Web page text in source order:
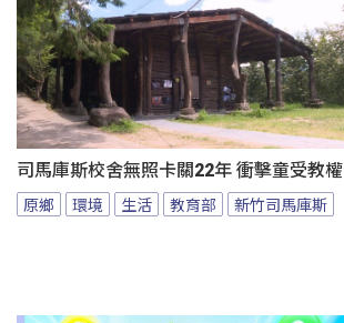
司馬庫斯校舍無照卡關22年 衝擊童受教權
原鄉 環境 生活 教育部 新竹司馬庫斯